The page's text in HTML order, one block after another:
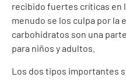
recibido fuertes críticas en
menudo se los culpa por la
carbohidratos son una
para niños y adultos.
Los dos tipos importantes